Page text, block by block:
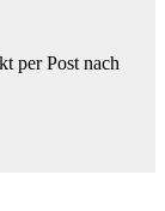
per Post nach